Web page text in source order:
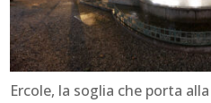
Ercole, la soglia che porta